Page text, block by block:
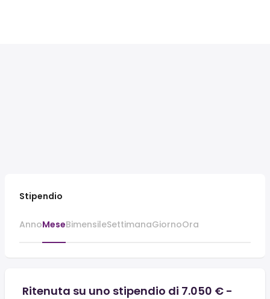
Stipendio
AnnoMeseBimensileSettimanaGiornoOra
Ritenuta su uno stipendio di 7.050 € -